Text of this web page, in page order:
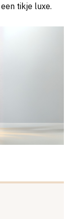
tikje luxe.